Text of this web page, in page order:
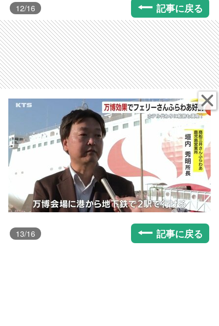
12/16 記事に戻る
13/16 記事に戻る